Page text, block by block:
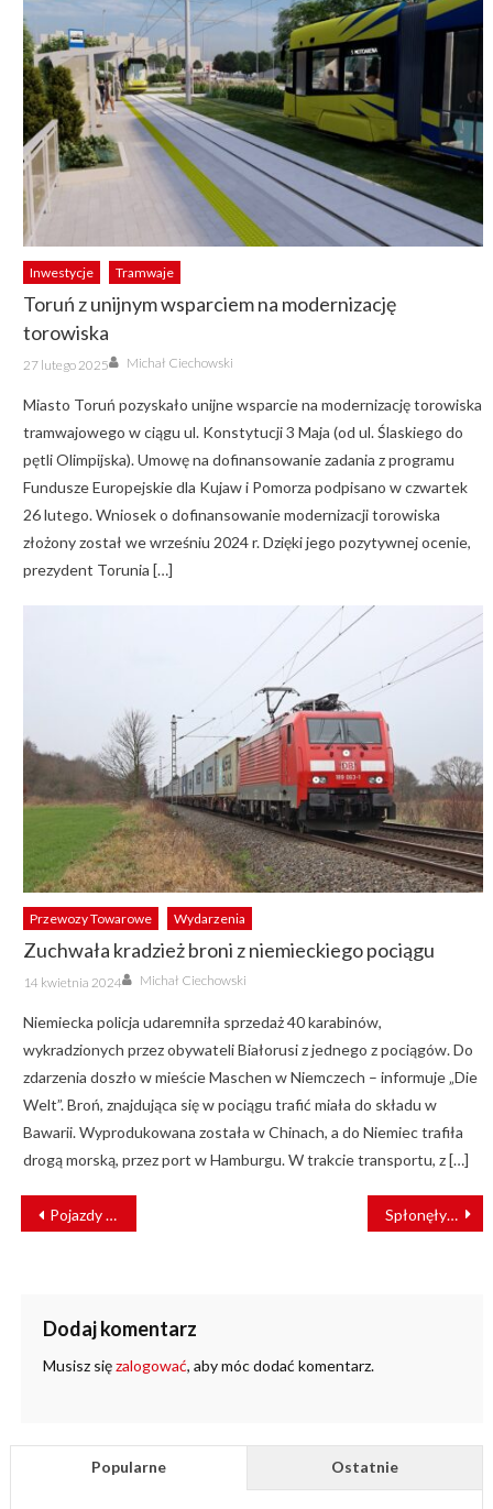
Inwestycje Tramwaje
Toruń z unijnym wsparciem na modernizację
torowiska
Posted
on
27 lutego 2025 Author
Michał Ciechowski
Miasto Toruń pozyskało unijne wsparcie na modernizację torowiska
tramwajowego w ciągu ul. Konstytucji 3 Maja (od ul. Ślaskiego do
pętli Olimpijska). Umowę na dofinansowanie zadania z programu
Fundusze Europejskie dla Kujaw i Pomorza podpisano w czwartek
26 lutego. Wniosek o dofinansowanie modernizacji torowiska
złożony został we wrześniu 2024 r. Dzięki jego pozytywnej ocenie,
prezydent Torunia […]
Przewozy Towarowe Wydarzenia
Zuchwała kradzież broni z niemieckiego pociągu
Posted
on
14 kwietnia 2024 Author
Michał Ciechowski
Niemiecka policja udaremniła sprzedaż 40 karabinów,
wykradzionych przez obywateli Białorusi z jednego z pociągów. Do
zdarzenia doszło w mieście Maschen w Niemczech – informuje „Die
Welt”. Broń, znajdująca się w pociągu trafić miała do składu w
Bawarii. Wyprodukowana została w Chinach, a do Niemiec trafiła
drogą morską, przez port w Hamburgu. W trakcie transportu, z […]
NAWIGACJA
WPISU
Pojazdy pomiarowe PKP PLK kontrolują 53 tys. km torów Spłonęły dwie lokomotywy Kolei Czeskich [ZDJĘCIA]
Dodaj komentarz
Musisz sięzalogować, aby móc dodać komentarz.
Popularne Ostatnie